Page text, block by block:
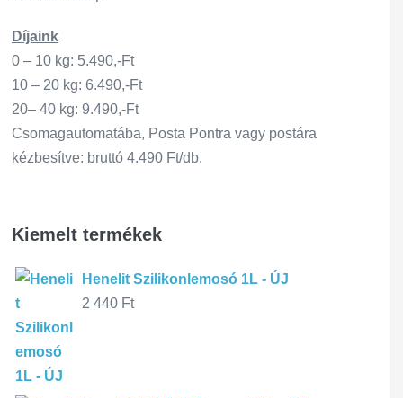
Díjaink
0 – 10 kg: 5.490,-Ft
10 – 20 kg: 6.490,-Ft
20– 40 kg: 9.490,-Ft
Csomagautomatába, Posta Pontra vagy postára
kézbesítve: bruttó 4.490 Ft/db.
Kiemelt termékek
Henelit Szilikonlemosó 1L - ÚJ
2 440 Ft